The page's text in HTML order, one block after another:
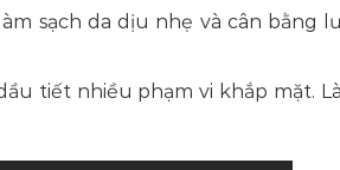
sạch da dịu nhẹ và cân bằng
tiết nhiều phạm vi khắp mặt.